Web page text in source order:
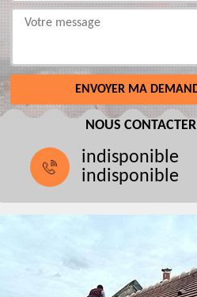
NOUS CONTACTER
indisponible
indisponible